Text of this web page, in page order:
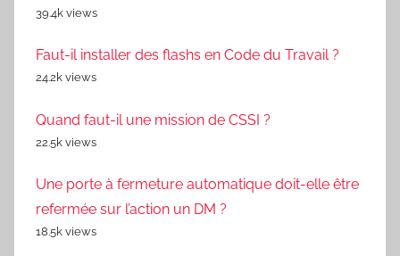
39.4k views
Faut-il installer des flashs en Code du Travail ?
24.2k views
Quand faut-il une mission de CSSI ?
22.5k views
Une porte à fermeture automatique doit-elle être
refermée sur l’action un DM ?
18.5k views